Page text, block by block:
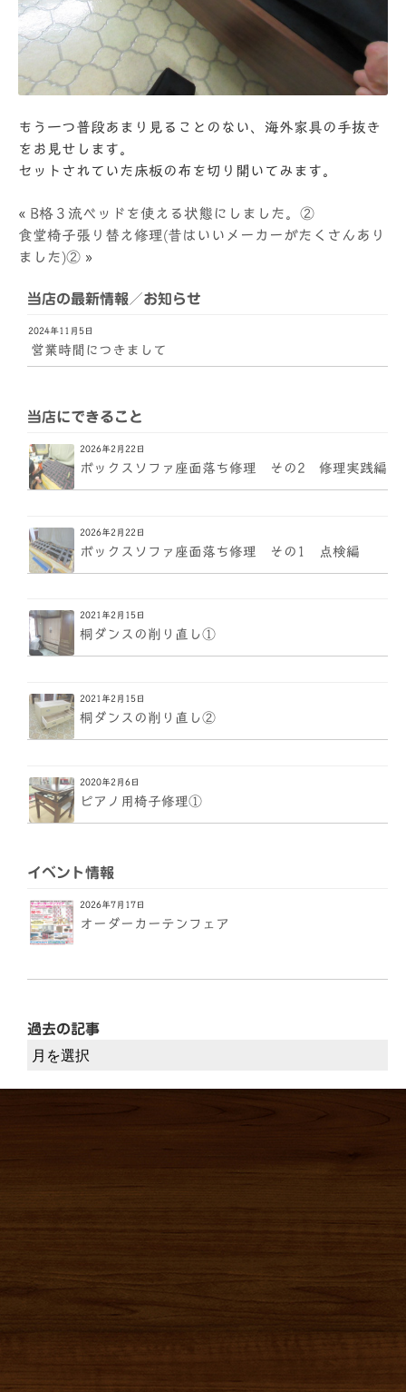
もう一つ普段あまり見ることのない、海外家具の手抜き
をお見せします。
セットされていた床板の布を切り開いてみます。
« B格３流ベッドを使える状態にしました。②
食堂椅子張り替え修理(昔はいいメーカーがたくさんあり
ました)② »
当店の最新情報／お知らせ
2024年11月5日
営業時間につきまして
当店にできること
2026年2月22日
ボックスソファ座面落ち修理 その2 修理実践編
2026年2月22日
ボックスソファ座面落ち修理 その1 点検編
2021年2月15日
桐ダンスの削り直し①
2021年2月15日
桐ダンスの削り直し②
2020年2月6日
ピアノ用椅子修理①
イベント情報
2026年7月17日
オーダーカーテンフェア
過去の記事